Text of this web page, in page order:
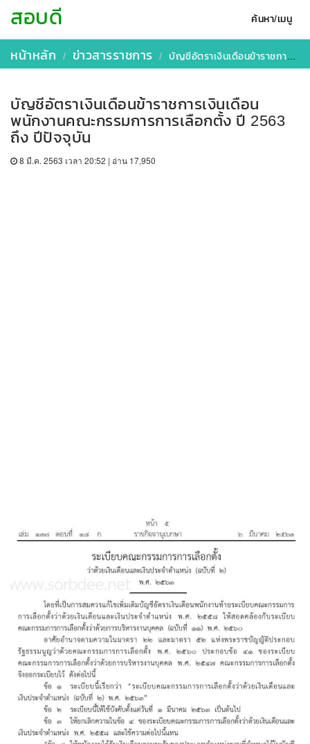
ค้นหา/เมนู
สอบดี
หน้าหลัก ข่าวสารราชการ บัญชีอัตราเงินเดือนข้าราชการเงินเดือนพนักงานคณะกรรมการการเลือกตั้ง ปี 2563 ถึง ปีปัจจุบัน
บัญชีอัตราเงินเดือนข้าราชการเงินเดือน
พนักงานคณะกรรมการการเลือกตั้ง ปี 2563
ถึง ปีปัจจุบัน
8 มี.ค. 2563 เวลา 20:52 | อ่าน 17,950